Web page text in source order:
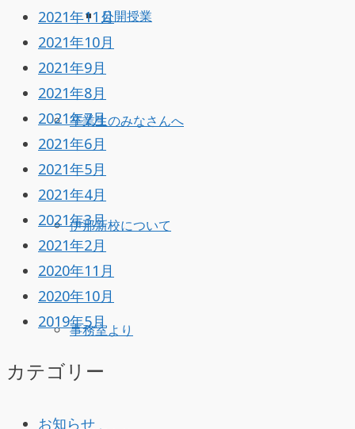
公開授業
卒業生のみなさんへ
伊那新校について
事務室より
2021年11月
2021年10月
2021年9月
2021年8月
2021年7月
2021年6月
2021年5月
2021年4月
2021年3月
2021年2月
2020年11月
2020年10月
2019年5月
カテゴリー
お知らせ